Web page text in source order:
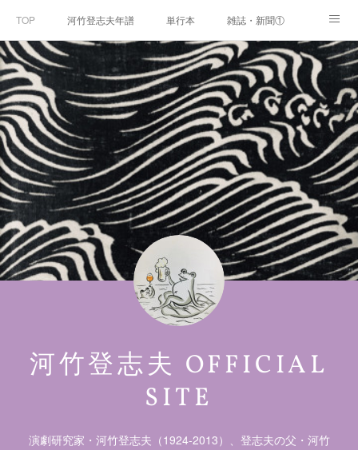
TOP 河竹登志夫年譜 単行本 雑誌・新聞①
雑誌・新聞② 雑誌・新聞③ 講演・講座・放送
河竹繁俊 年譜 河竹黙阿弥 年譜 閑話 ページ
河竹登志夫 OFFICIAL
SITE
演劇研究家・河竹登志夫（1924-2013）、登志夫の父・河竹